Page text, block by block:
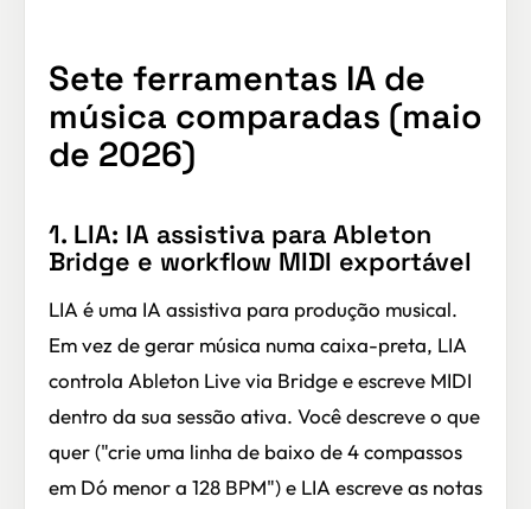
Sete ferramentas IA de
música comparadas (maio
de 2026)
1. LIA: IA assistiva para Ableton
Bridge e workflow MIDI exportável
LIA é uma IA assistiva para produção musical.
Em vez de gerar música numa caixa-preta, LIA
controla Ableton Live via Bridge e escreve MIDI
dentro da sua sessão ativa. Você descreve o que
quer ("crie uma linha de baixo de 4 compassos
em Dó menor a 128 BPM") e LIA escreve as notas